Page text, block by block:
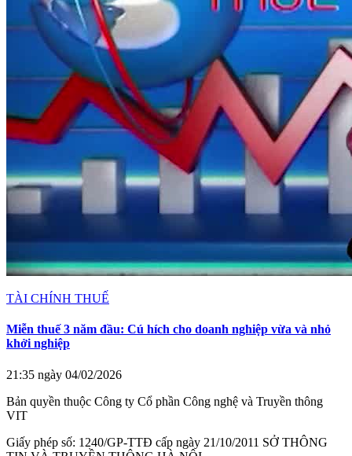
TÀI CHÍNH THUẾ
Miễn thuế 3 năm đầu: Cú hích cho doanh nghiệp vừa và nhỏ
khởi nghiệp
21:35 ngày 04/02/2026
Bản quyền thuộc Công ty Cổ phần Công nghệ và Truyền thông
VIT
Giấy phép số: 1240/GP-TTĐ cấp ngày 21/10/2011 SỞ THÔNG